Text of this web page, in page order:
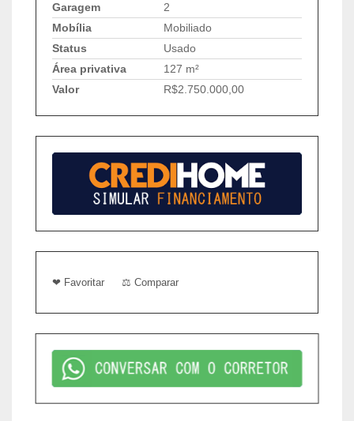
Garagem
2
Mobília
Mobiliado
Status
Usado
Área privativa
127 m²
Valor
R$2.750.000,00
❤ Favoritar ⚖ Comparar